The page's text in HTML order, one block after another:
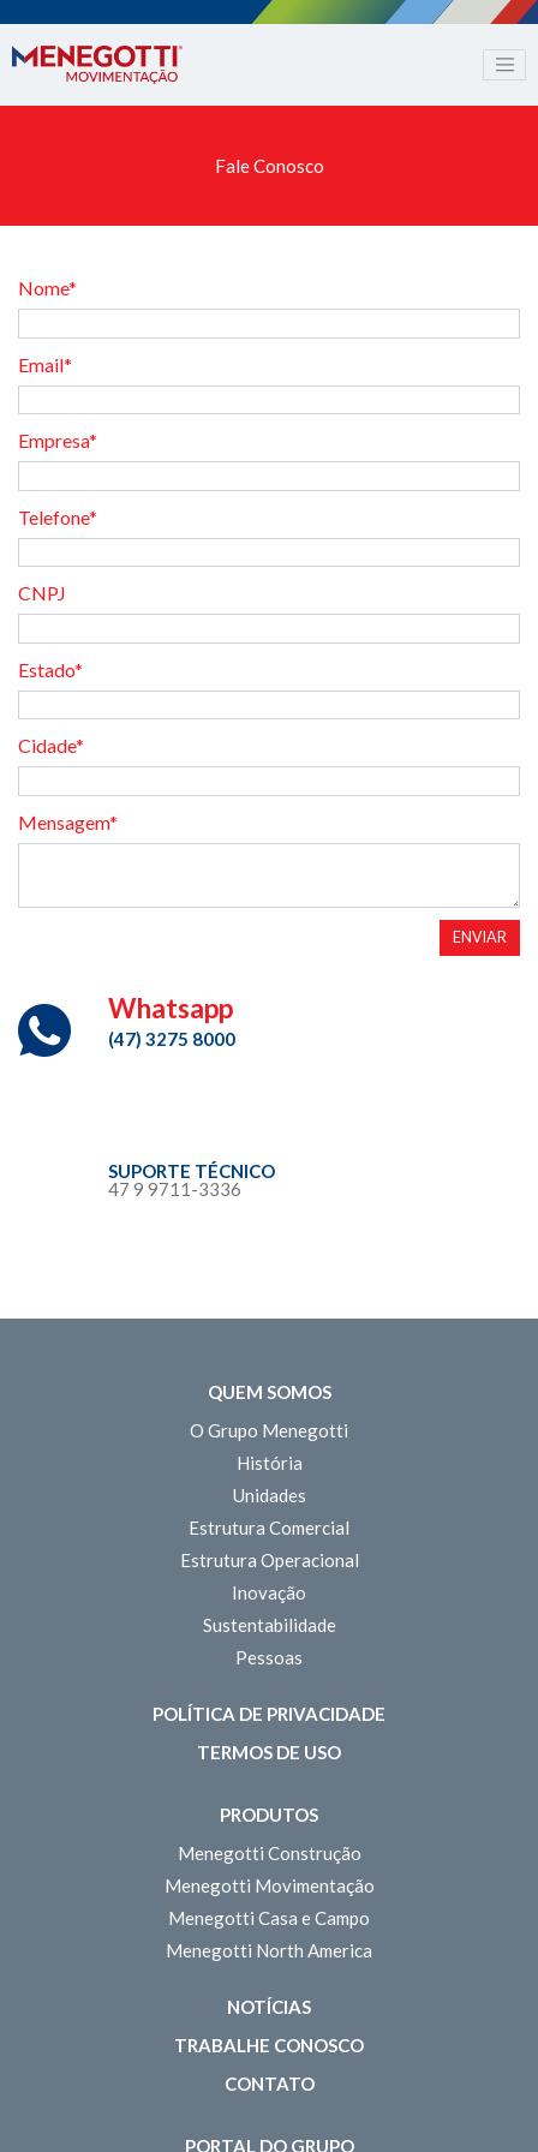
Fale Conosco
Nome*
Email*
Empresa*
Telefone*
CNPJ
Estado*
Cidade*
Mensagem*
ENVIAR
Whatsapp
(47) 3275 8000
SUPORTE TÉCNICO
47 9 9711-3336
QUEM SOMOS
O Grupo Menegotti
História
Unidades
Estrutura Comercial
Estrutura Operacional
Inovação
Sustentabilidade
Pessoas
POLÍTICA DE PRIVACIDADE
TERMOS DE USO
PRODUTOS
Menegotti Construção
Menegotti Movimentação
Menegotti Casa e Campo
Menegotti North America
NOTÍCIAS
TRABALHE CONOSCO
CONTATO
PORTAL DO GRUPO